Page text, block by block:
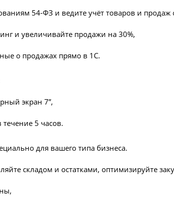
54-ФЗ и ведите учёт товаров и продаж
и увеличивайте продажи на 30%,
о продажах прямо в 1С.
экран 7”,
5 часов.
для вашего типа бизнеса.
складом и остатками, оптимизируйте